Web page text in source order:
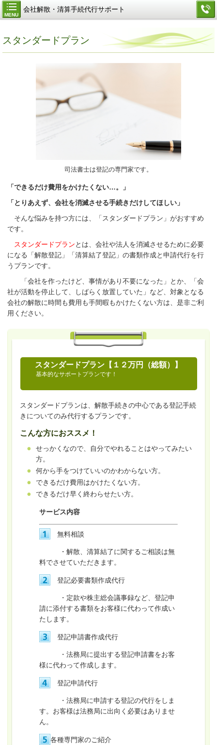
MENU
会社解散・清算手続代行サポート
スタンダードプラン
司法書士は登記の専門家です。
「できるだけ費用をかけたくない…。」
「とりあえず、会社を消滅させる手続きだけしてほしい」
そんな悩みを持つ方には、「スタンダードプラン」がおすすめ
です。
スタンダードプランとは、会社や法人を消滅させるために必要
になる「解散登記」「清算結了登記」の書類作成と申請代行を行
うプランです。
「会社を作ったけど、事情があり不要になった」とか、「会
社が活動を停止して、しばらく放置していた」など、対象となる
会社の解散に時間も費用も手間暇もかけたくない方は、是非ご利
用ください。
スタンダードプラン【１２万円（総額）】
基本的なサポートプランです！
スタンダードプランは、解散手続きの中心である登記手続
きについてのみ代行するプランです。
こんな方におススメ！
せっかくなので、自分でやれることはやってみたい
方。
何から手をつけていいのかわからない方。
できるだけ費用はかけたくない方。
できるだけ早く終わらせたい方。
サービス内容
無料相談
・解散、清算結了に関するご相談は無
料でさせていただきます。
登記必要書類作成代行
・定款や株主総会議事録など、登記申
請に添付する書類をお客様に代わって作成い
たします。
登記申請書作成代行
・法務局に提出する登記申請書をお客
様に代わって作成します。
登記申請代行
・法務局に申請する登記の代行をしま
す。お客様は法務局に出向く必要はありませ
ん。
各種専門家のご紹介